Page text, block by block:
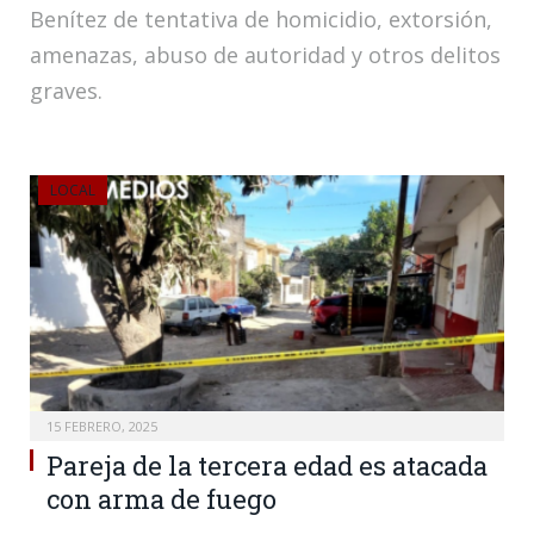
Benítez de tentativa de homicidio, extorsión,
amenazas, abuso de autoridad y otros delitos
graves.
LOCAL
15 FEBRERO, 2025
Pareja de la tercera edad es atacada
con arma de fuego